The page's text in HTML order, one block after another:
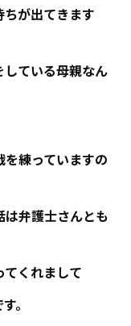
が出てきます
ている母親なん
練っていますの
弁護士さんとも
くれまして
。